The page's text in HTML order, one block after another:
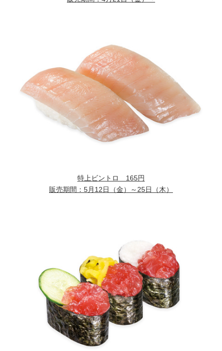
特上ビントロ 165円
販売期間： 5月12日（金）～25日（木）